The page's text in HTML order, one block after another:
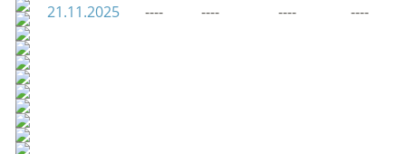
21.11.2025 ---- ---- ---- ----